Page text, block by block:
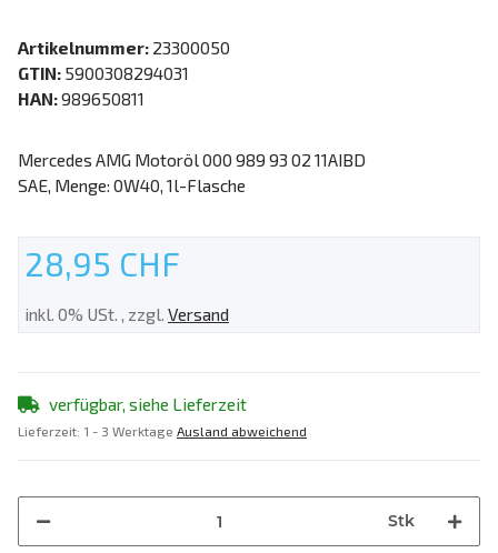
Artikelnummer: 23300050
GTIN: 5900308294031
HAN:989650811
Mercedes AMG Motoröl 000 989 93 02 11AIBD
SAE, Menge: 0W40, 1l-Flasche
28,95 CHF
inkl. 0% USt. , zzgl. Versand
verfügbar, siehe Lieferzeit
Lieferzeit: 1 - 3 Werktage Ausland abweichend
Stk